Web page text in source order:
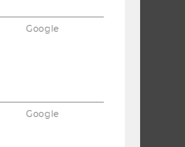
Google
Google